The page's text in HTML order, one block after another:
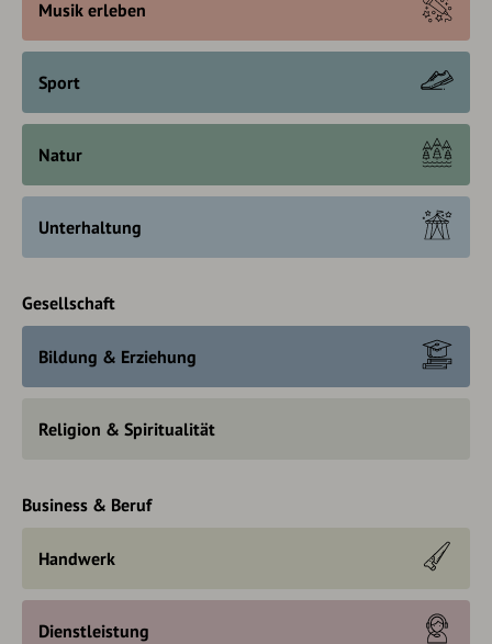
Musik erleben
Sport
Natur
Unterhaltung
Gesellschaft
Bildung & Erziehung
Religion & Spiritualität
Business & Beruf
Handwerk
Dienstleistung